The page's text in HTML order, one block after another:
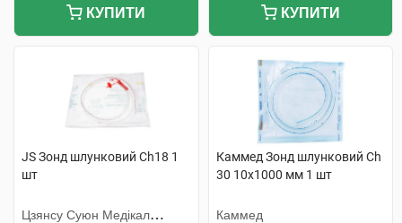
КУПИТИ КУПИТИ
JS Зонд шлунковий Ch18 1
шт
Цзянсу Суюн Медікал
Каммед Зонд шлунковий Ch
30 10х1000 мм 1 шт
Каммед